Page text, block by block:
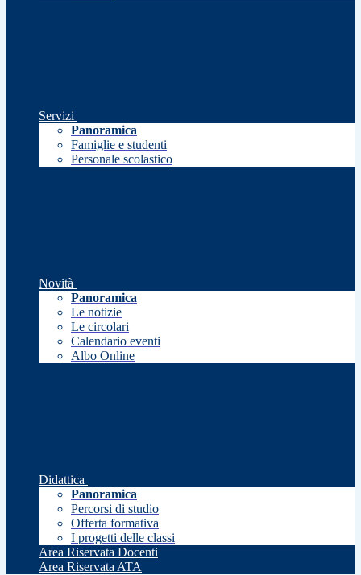
Servizi
Panoramica
Famiglie e studenti
Personale scolastico
Novità
Panoramica
Le notizie
Le circolari
Calendario eventi
Albo Online
Didattica
Panoramica
Percorsi di studio
Offerta formativa
I progetti delle classi
Area Riservata Docenti
Area Riservata ATA